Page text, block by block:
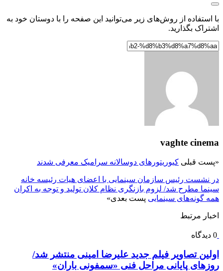
با استفاده از روش‌های زیر می‌توانید این صفحه را با دوستان خود به
اشتراک بگذارید.
vaghte cinema
«پست قبلی کیوریتورهای دوسالانه سرامیک معرفی شدند
در نشست رئیس سازمان سینمایی با اعضای هیات رئیسه خانه
سینما مطرح شد/ لزوم بازنگری نظام کلان تولید و توجه به اکران
همه گونه‌های سینمایی پست بعدی»
اخبار مرتبط
0 دیدگاه
اولین تصاویر فیلم جدید علیرضا امینی منتشر شد/
روزهای پایانی مراحل فنی «سمفونی باران»